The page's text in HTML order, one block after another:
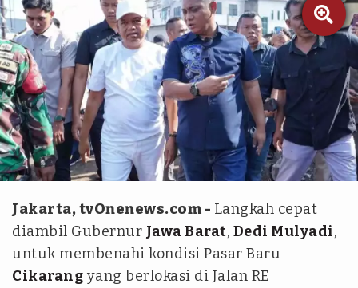

Antara
Jakarta, tvOnenews.com - Langkah cepat
diambil Gubernur Jawa Barat, Dedi Mulyadi,
untuk membenahi kondisi Pasar Baru
Cikarang yang berlokasi di Jalan RE